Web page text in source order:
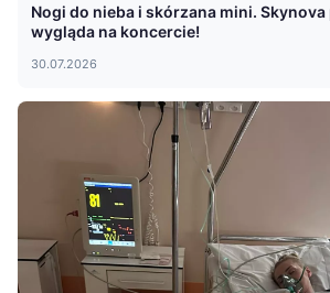
Nogi do nieba i skórzana mini. Skynova
wygląda na koncercie!
30.07.2026